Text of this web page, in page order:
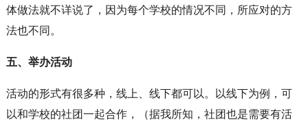
体做法就不详说了，因为每个学校的情况不同，所应对的方
法也不同。
五、举办活动
活动的形式有很多种，线上、线下都可以。以线下为例，可
以和学校的社团一起合作，（据我所知，社团也是需要有活